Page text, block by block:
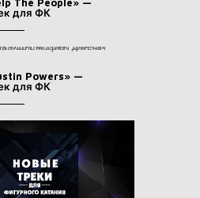
для ФК
Powers» —
для ФК